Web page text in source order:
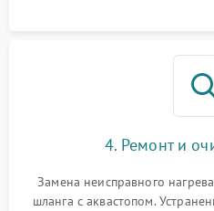
4. Ремонт и
Замена неисправного
шланга с аквастопом.